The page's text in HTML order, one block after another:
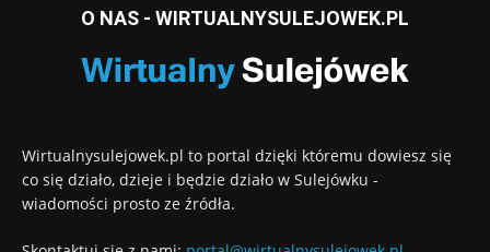
O NAS - WIRTUALNYSULEJOWEK.PL
Wirtualnysulejowek.pl to portal dzięki któremu dowiesz się
co się działo, dzieje i będzie działo w Sulejówku -
wiadomości prosto ze źródła.